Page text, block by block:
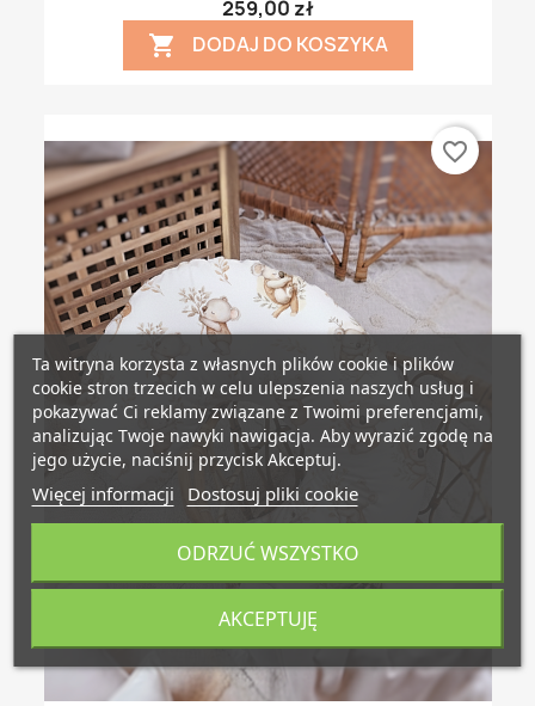
259,00 zł
 DODAJ DO KOSZYKA
favorite_border
Ta witryna korzysta z własnych plików cookie i plików
cookie stron trzecich w celu ulepszenia naszych usług i
pokazywać Ci reklamy związane z Twoimi preferencjami,
analizując Twoje nawyki nawigacja. Aby wyrazić zgodę na
jego użycie, naciśnij przycisk Akceptuj.
Więcej informacji Dostosuj pliki cookie
ODRZUĆ WSZYSTKO
AKCEPTUJĘ